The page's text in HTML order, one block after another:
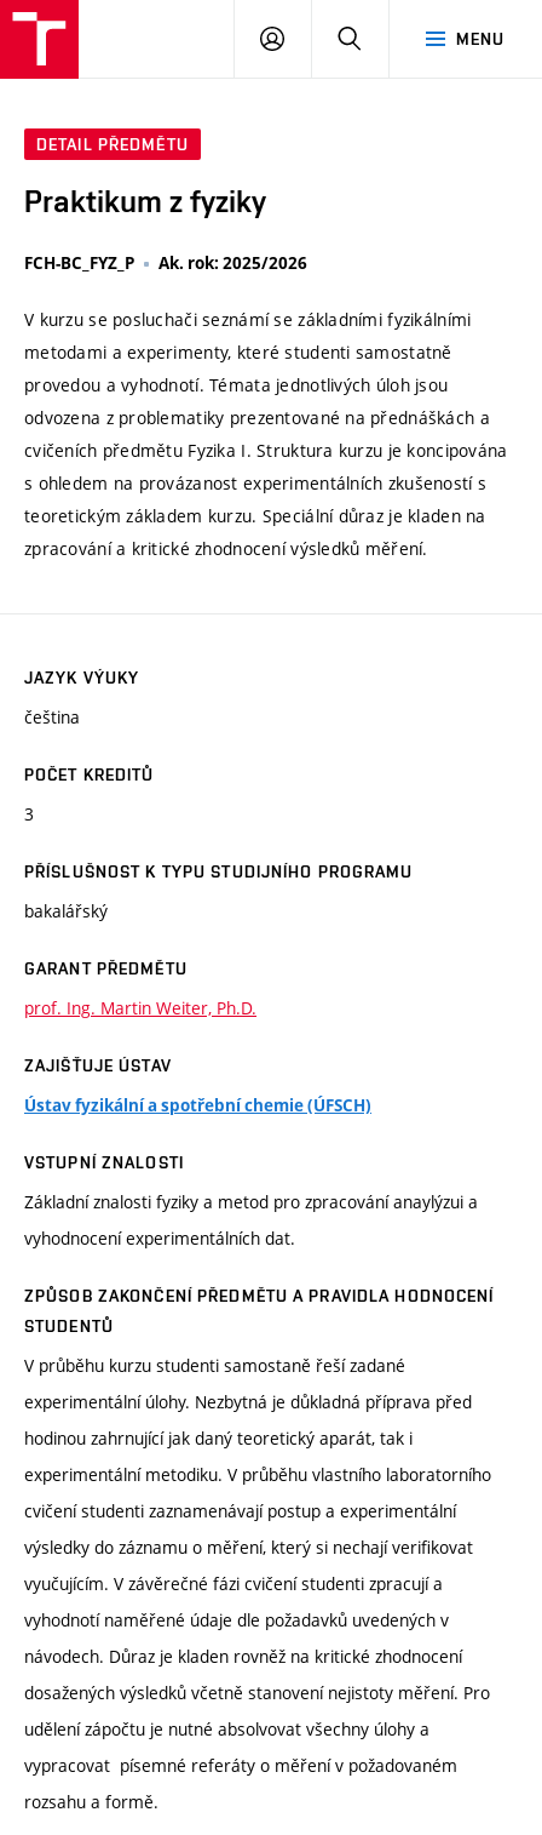
MENU
PŘIHLÁSIT
DETAIL PŘEDMĚTU
Praktikum z fyziky
FCH-BC_FYZ_P Ak. rok: 2025/2026
V kurzu se posluchači seznámí se základními fyzikálními
metodami a experimenty, které studenti samostatně
provedou a vyhodnotí. Témata jednotlivých úloh jsou
odvozena z problematiky prezentované na přednáškách a
cvičeních předmětu Fyzika I. Struktura kurzu je koncipována
s ohledem na provázanost experimentálních zkušeností s
teoretickým základem kurzu. Speciální důraz je kladen na
zpracování a kritické zhodnocení výsledků měření.
JAZYK VÝUKY
čeština
POČET KREDITŮ
3
PŘÍSLUŠNOST K TYPU STUDIJNÍHO PROGRAMU
bakalářský
GARANT PŘEDMĚTU
prof. Ing. Martin Weiter, Ph.D.
ZAJIŠŤUJE ÚSTAV
Ústav fyzikální a spotřební chemie (ÚFSCH)
VSTUPNÍ ZNALOSTI
Základní znalosti fyziky a metod pro zpracování anaylýzui a
vyhodnocení experimentálních dat.
ZPŮSOB ZAKONČENÍ PŘEDMĚTU A PRAVIDLA HODNOCENÍ
STUDENTŮ
V průběhu kurzu studenti samostaně řeší zadané
experimentální úlohy. Nezbytná je důkladná příprava před
hodinou zahrnující jak daný teoretický aparát, tak i
experimentální metodiku. V průběhu vlastního laboratorního
cvičení studenti zaznamenávají postup a experimentální
výsledky do záznamu o měření, který si nechají verifikovat
vyučujícím. V závěrečné fázi cvičení studenti zpracují a
vyhodnotí naměřené údaje dle požadavků uvedených v
návodech. Důraz je kladen rovněž na kritické zhodnocení
dosažených výsledků včetně stanovení nejistoty měření. Pro
udělení zápočtu je nutné absolvovat všechny úlohy a
vypracovat písemné referáty o měření v požadovaném
rozsahu a formě.